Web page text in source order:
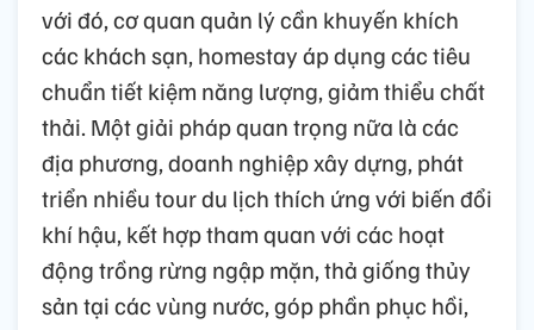
với đó, cơ quan quản lý cần khuyến khích
các khách sạn, homestay áp dụng các tiêu
chuẩn tiết kiệm năng lượng, giảm thiểu chất
thải. Một giải pháp quan trọng nữa là các
địa phương, doanh nghiệp xây dựng, phát
triển nhiều tour du lịch thích ứng với biến đổi
khí hậu, kết hợp tham quan với các hoạt
động trồng rừng ngập mặn, thả giống thủy
sản tại các vùng nước, góp phần phục hồi,